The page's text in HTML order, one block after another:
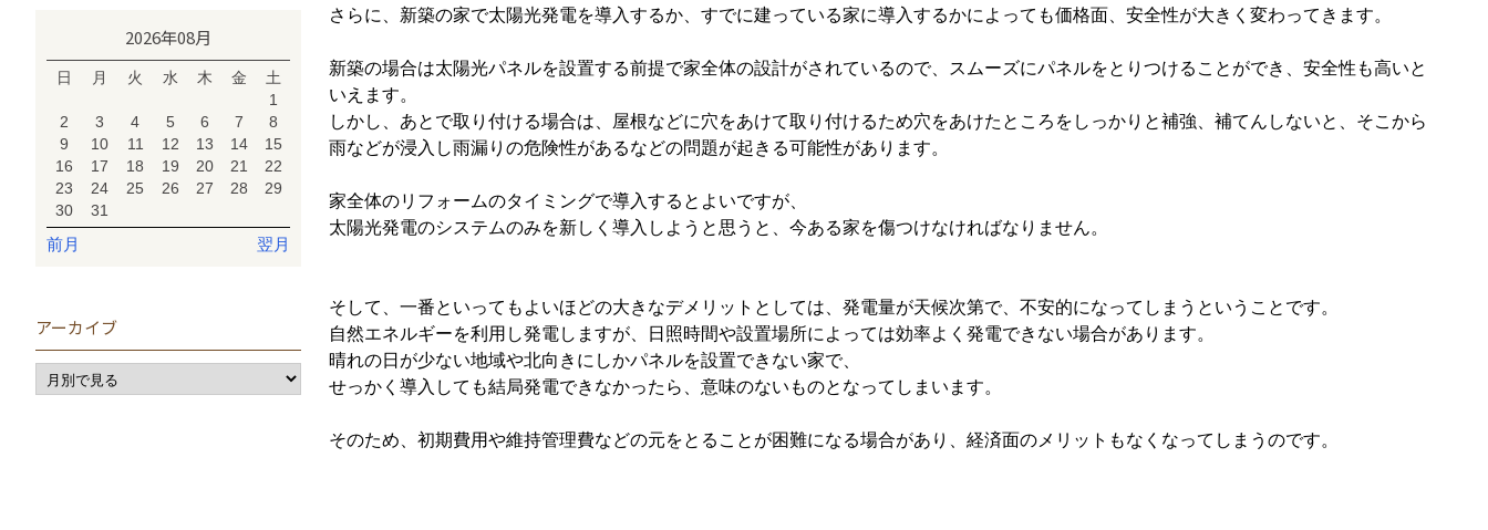
さらに、新築の家で太陽光発電を導入するか、すでに建っている家に導入するかによっても価格面、安全性が大きく変わってきます。
新築の場合は太陽光パネルを設置する前提で家全体の設計がされているので、スムーズにパネルをとりつけることができ、安全性も高いと
いえます。
しかし、あとで取り付ける場合は、屋根などに穴をあけて取り付けるため穴をあけたところをしっかりと補強、補てんしないと、そこから
雨などが浸入し雨漏りの危険性があるなどの問題が起きる可能性があります。
家全体のリフォームのタイミングで導入するとよいですが、
太陽光発電のシステムのみを新しく導入しようと思うと、今ある家を傷つけなければなりません。
そして、一番といってもよいほどの大きなデメリットとしては、発電量が天候次第で、不安的になってしまうということです。
自然エネルギーを利用し発電しますが、日照時間や設置場所によっては効率よく発電できない場合があります。
晴れの日が少ない地域や北向きにしかパネルを設置できない家で、
せっかく導入しても結局発電できなかったら、意味のないものとなってしまいます。
そのため、初期費用や維持管理費などの元をとることが困難になる場合があり、経済面のメリットもなくなってしまうのです。
2026年08月
日 月 火 水 木 金
土
1
2
3 4 5 6 7
8
9
10 11 12 13 14
15
16
17 18 19 20 21
22
23
24 25 26 27 28
29
30
31
前月 翌月
アーカイブ